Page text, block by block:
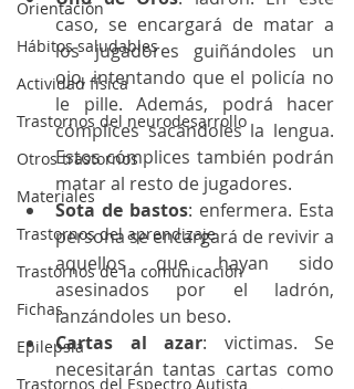
Orientación
Hábitos saludables
Actividad física
Trastornos del neurodesarrollo
Otros trastornos
Materiales
Trastornos del aprendizaje
Trastornos de la comunicación
Fichas
Epilepsia
Trastornos del Espectro Autista
caso, se encargará de matar a
los jugadores guiñándoles un
ojo, intentando que el policía no
le pille. Además, podrá hacer
cómplices sacándoles la lengua.
Estos cómplices también podrán
matar al resto de jugadores.
Sota de bastos: enfermera. Esta
persona se encargará de revivir a
aquellos que hayan sido
asesinados por el ladrón,
lanzándoles un beso.
Cartas al azar: victimas. Se
necesitarán tantas cartas como